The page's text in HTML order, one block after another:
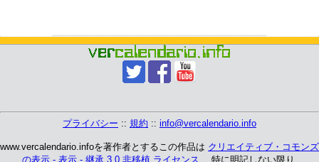
プライバシー :: 規約 :: info@vercalendario.info
www.vercalendario.infoを著作者とするこの作品は クリエイティブ・コモンズ
の表示 - 表示 - 継承 3.0 非移植 ライセンス 、 特に明記しない限り.